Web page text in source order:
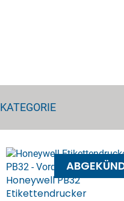
KATEGORIE
Honeywell PB32
Etikettendrucker